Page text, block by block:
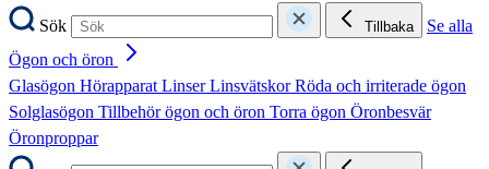
Sök
Tillbaka
Se alla
Ögon och öron
Glasögon HörapparatLinserLinsvätskorRöda och irriterade ögon
Solglasögon Tillbehör ögon och öron Torra ögon Öronbesvär
Öronproppar